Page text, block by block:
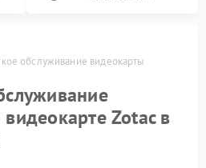
обслуживание видеокарты
Zotac в